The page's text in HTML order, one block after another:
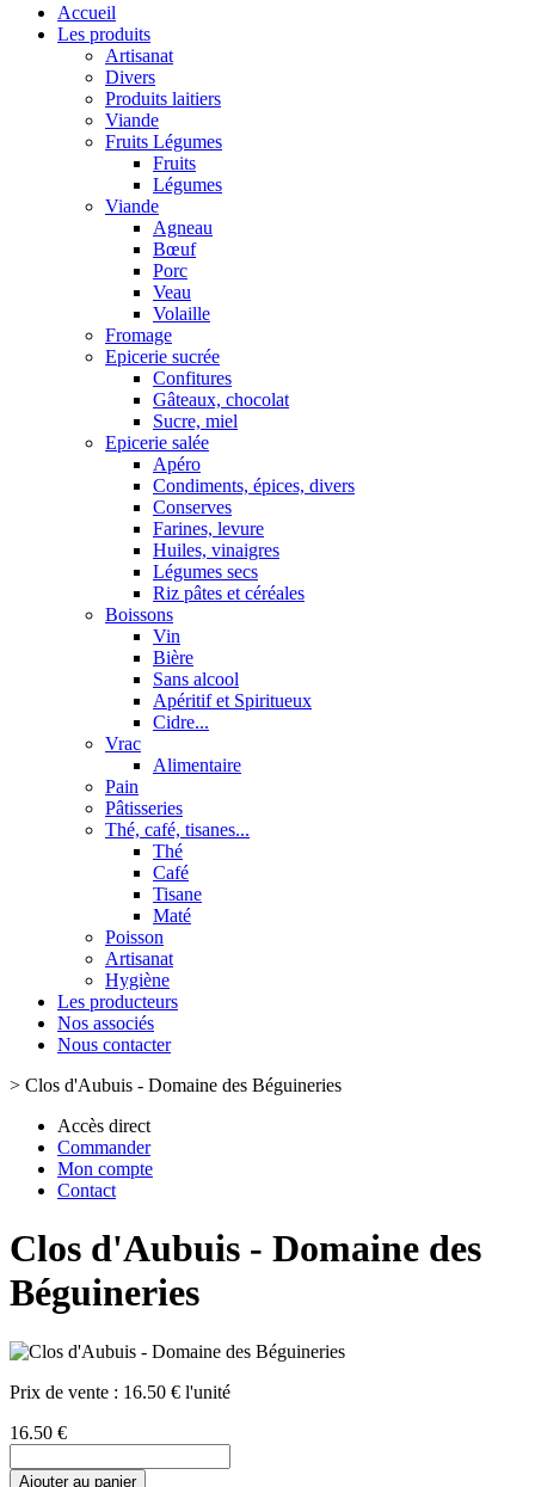
Accueil
Les produits
Artisanat
Divers
Produits laitiers
Viande
Fruits Légumes
Fruits
Légumes
Viande
Agneau
Bœuf
Porc
Veau
Volaille
Fromage
Epicerie sucrée
Confitures
Gâteaux, chocolat
Sucre, miel
Epicerie salée
Apéro
Condiments, épices, divers
Conserves
Farines, levure
Huiles, vinaigres
Légumes secs
Riz pâtes et céréales
Boissons
Vin
Bière
Sans alcool
Apéritif et Spiritueux
Cidre...
Vrac
Alimentaire
Pain
Pâtisseries
Thé, café, tisanes...
Thé
Café
Tisane
Maté
Poisson
Artisanat
Hygiène
Les producteurs
Nos associés
Nous contacter
> Clos d'Aubuis - Domaine des Béguineries
Accès direct
Commander
Mon compte
Contact
Clos d'Aubuis - Domaine des
Béguineries
Prix de vente : 16.50 € l'unité
16.50 €
Ajouter au panier